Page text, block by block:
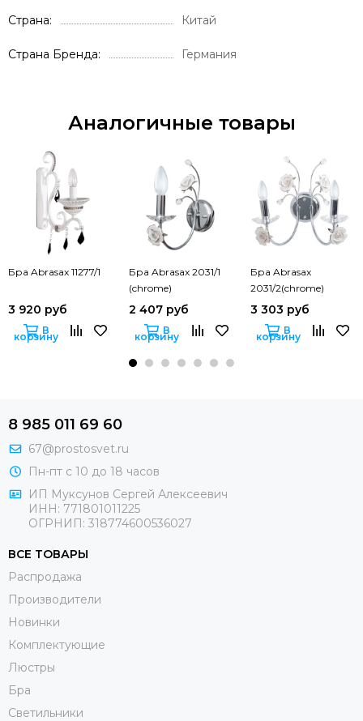
Страна Китай
Страна Бренда Германия
Аналогичные товары
Бра Abrasax 11277/1
3 920 руб
В
корзину
Бра Abrasax 2031/1
(chrome)
2 407 руб
В
корзину
Бра Abrasax
2031/2(chrome)
3 303 руб
В
корзину
8 985 011 69 60
67@prostosvet.ru
Пн-пт с 10 до 18 часов
ИП Муксунов Сергей Алексеевич
ИНН: 771801011225
ОГРНИП: 318774600536027
ВСЕ ТОВАРЫ
Распродажа
Производители
Новинки
Комплектующие
Люстры
Бра
Светильники